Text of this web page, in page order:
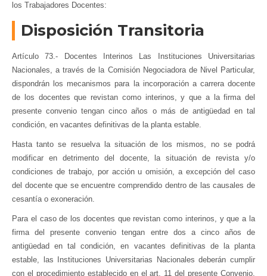
los Trabajadores Docentes:
Disposición Transitoria
Artículo 73.- Docentes Interinos Las Instituciones Universitarias
Nacionales, a través de la Comisión Negociadora de Nivel Particular,
dispondrán los mecanismos para la incorporación a carrera docente
de los docentes que revistan como interinos, y que a la firma del
presente convenio tengan cinco años o más de antigüedad en tal
condición, en vacantes definitivas de la planta estable.
Hasta tanto se resuelva la situación de los mismos, no se podrá
modificar en detrimento del docente, la situación de revista y/o
condiciones de trabajo, por acción u omisión, a excepción del caso
del docente que se encuentre comprendido dentro de las causales de
cesantía o exoneración.
Para el caso de los docentes que revistan como interinos, y que a la
firma del presente convenio tengan entre dos a cinco años de
antigüedad en tal condición, en vacantes definitivas de la planta
estable, las Instituciones Universitarias Nacionales deberán cumplir
con el procedimiento establecido en el art. 11 del presente Convenio.